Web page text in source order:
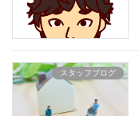
スタッフブログ